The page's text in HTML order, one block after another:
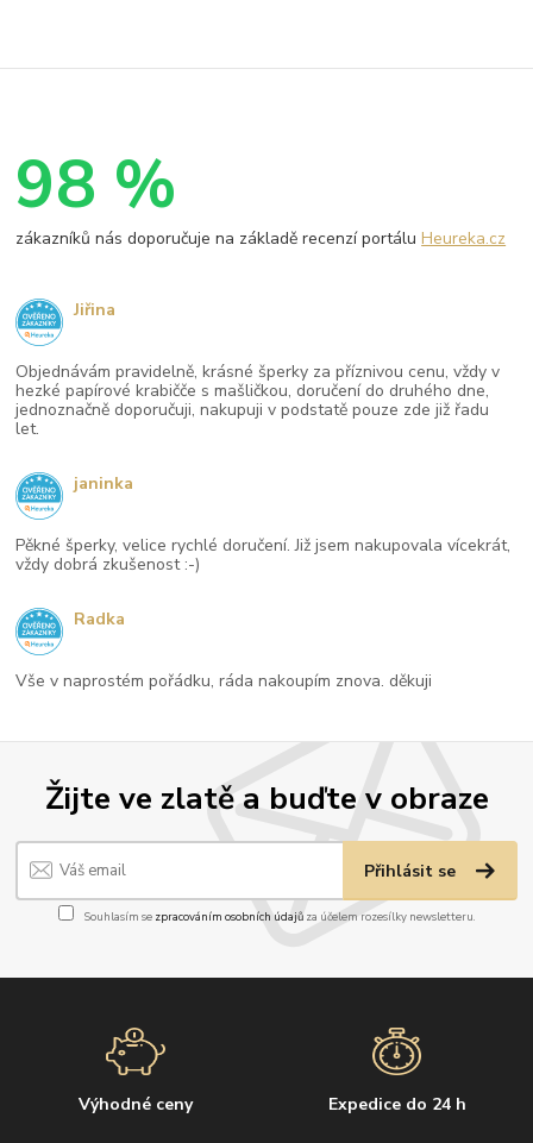
Žijte ve zlatě a buďte v obraze
Přihlásit se
Souhlasím se zpracováním osobních údajůza účelem rozesílky newsletteru.
Výhodné ceny Expedice do 24 h
98 %
zákazníků nás doporučuje na základě recenzí portáluHeureka.cz
Objednávám pravidelně, krásné šperky za příznivou cenu, vždy v
hezké papírové krabičče s mašličkou, doručení do druhého dne,
jednoznačně doporučuji, nakupuji v podstatě pouze zde již řadu
let.
Jiřina
Pěkné šperky, velice rychlé doručení. Již jsem nakupovala vícekrát,
vždy dobrá zkušenost :-)
janinka
Vše v naprostém pořádku, ráda nakoupím znova. děkuji
Radka